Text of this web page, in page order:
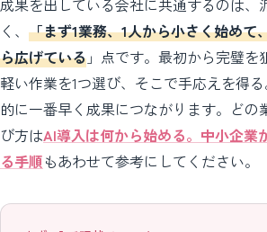
く、 「まず1業務、1人から小さく始めて
ら広げている 」点です。最初から完璧を
軽い作業を1つ選び、そこで手応えを得
的に一番早く成果につながります。どの
び方はAI導入は何から始める。中小企業
る手順もあわせて参考にしてください。